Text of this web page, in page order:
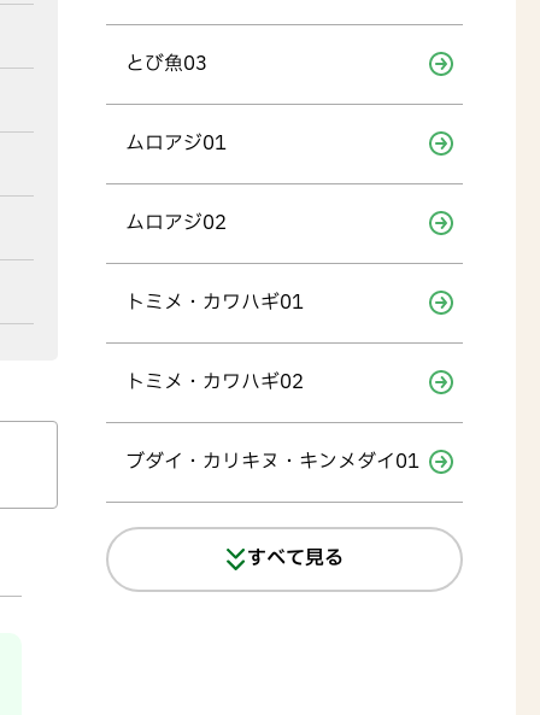
とび魚03
ムロアジ01
ムロアジ02
トミメ・カワハギ01
トミメ・カワハギ02
ブダイ・カリキヌ・キンメダイ01
すべて見る